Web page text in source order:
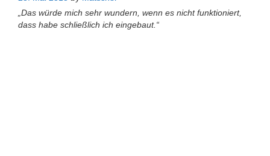
„Das würde mich sehr wundern, wenn es nicht funktioniert,
dass habe schließlich ich eingebaut.“